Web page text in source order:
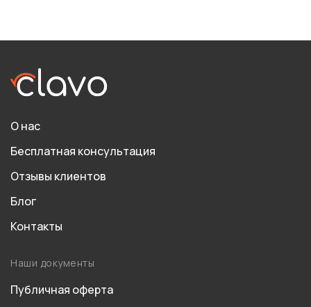
О нас
Бесплатная консультация
Отзывы клиентов
Блог
Контакты
Наши документы
Публичная оферта